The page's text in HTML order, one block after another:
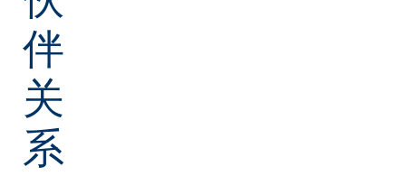
伴
关
系